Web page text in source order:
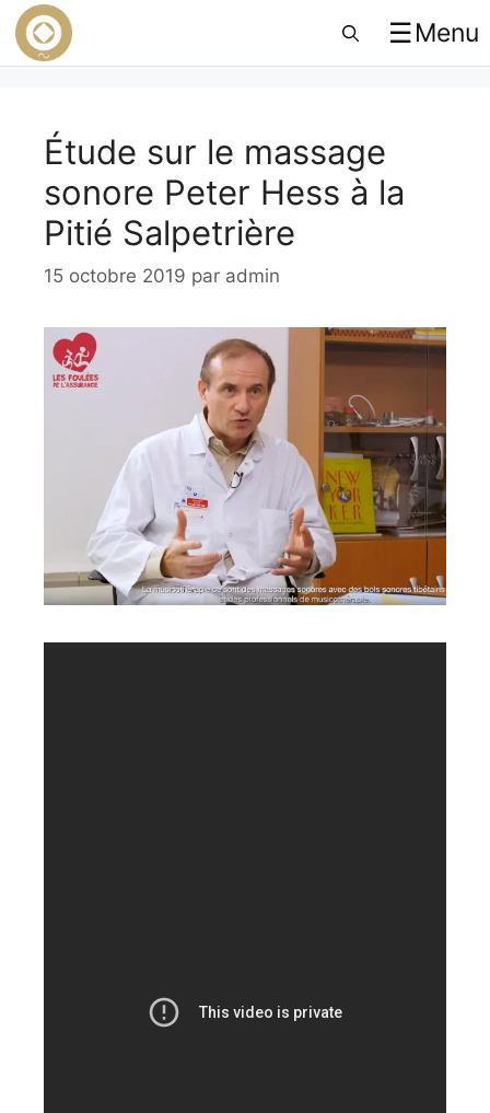
☰Menu
Étude sur le massage
sonore Peter Hess à la
Pitié Salpetrière
15 octobre 2019 par admin